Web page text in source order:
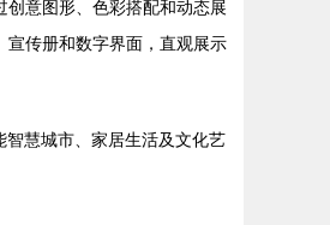
意图形、色彩搭配和动态展
宣传册和数字界面，直观展示
慧城市、家居生活及文化艺